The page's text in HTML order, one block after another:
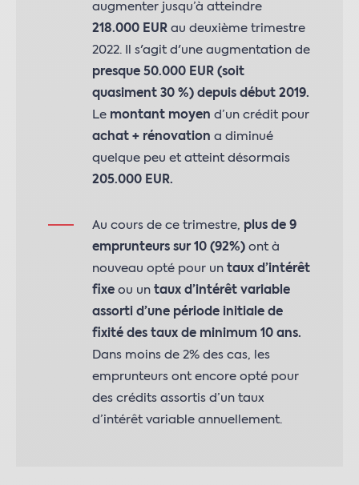
augmenter jusqu’à atteindre
218.000 EUR au deuxième trimestre
2022. Il s'agit d'une augmentation de
presque 50.000 EUR (soit
quasiment 30 %) depuis début 2019.
Le montant moyen d’un crédit pour
achat + rénovation a diminué
quelque peu et atteint désormais
205.000 EUR.
Au cours de ce trimestre, plus de 9
emprunteurs sur 10 (92%) ont à
nouveau opté pour un taux d’intérêt
fixe ou un taux d’intérêt variable
assorti d’une période initiale de
fixité des taux de minimum 10 ans.
Dans moins de 2% des cas, les
emprunteurs ont encore opté pour
des crédits assortis d’un taux
d’intérêt variable annuellement.